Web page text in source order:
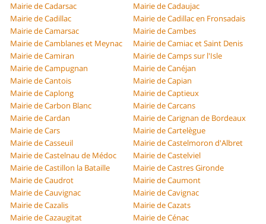
Mairie de Cadarsac
Mairie de Cadaujac
Mairie de Cadillac
Mairie de Cadillac en Fronsadais
Mairie de Camarsac
Mairie de Cambes
Mairie de Camblanes et Meynac
Mairie de Camiac et Saint Denis
Mairie de Camiran
Mairie de Camps sur l'Isle
Mairie de Campugnan
Mairie de Canéjan
Mairie de Cantois
Mairie de Capian
Mairie de Caplong
Mairie de Captieux
Mairie de Carbon Blanc
Mairie de Carcans
Mairie de Cardan
Mairie de Carignan de Bordeaux
Mairie de Cars
Mairie de Cartelègue
Mairie de Casseuil
Mairie de Castelmoron d'Albret
Mairie de Castelnau de Médoc
Mairie de Castelviel
Mairie de Castillon la Bataille
Mairie de Castres Gironde
Mairie de Caudrot
Mairie de Caumont
Mairie de Cauvignac
Mairie de Cavignac
Mairie de Cazalis
Mairie de Cazats
Mairie de Cazaugitat
Mairie de Cénac